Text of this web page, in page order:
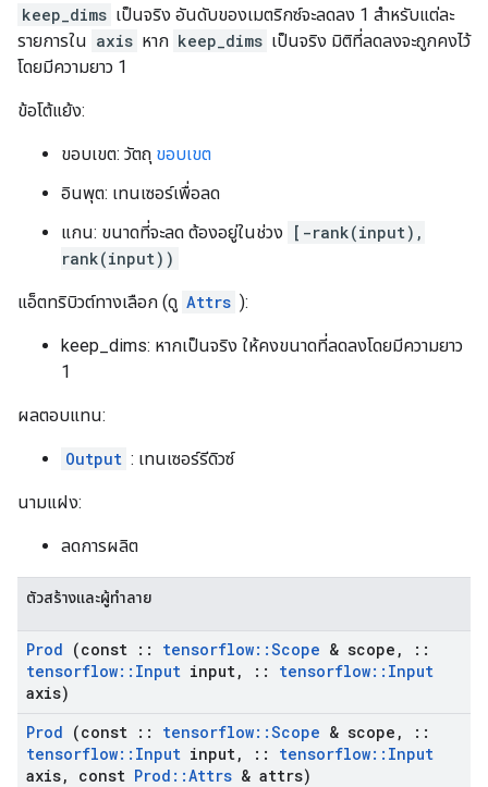
keep_dims เป็นจริง อันดับของเมตริกซ์จะลดลง 1 สำหรับแต่ละ
รายการใน axis หาก keep_dims เป็นจริง มิติที่ลดลงจะถูกคงไว้
โดยมีความยาว 1
ข้อโต้แย้ง:
ขอบเขต: วัตถุ ขอบเขต
อินพุต: เทนเซอร์เพื่อลด
แกน: ขนาดที่จะลด ต้องอยู่ในช่วง
[-rank(input),
rank(input))
แอ็ตทริบิวต์ทางเลือก (ดู Attrs ):
keep_dims: หากเป็นจริง ให้คงขนาดที่ลดลงโดยมีความยาว
1
ผลตอบแทน:
Output : เทนเซอร์รีดิวซ์
นามแฝง:
ลดการผลิต
ตัวสร้างและผู้ทำลาย
Prod (const :: tensorflow::Scope & scope ,
::
tensorflow:: Input input, :: tensorflow:: Input
axis)
Prod (const :: tensorflow::Scope & scope ,
::
tensorflow:: Input input, :: tensorflow:: Input
axis, const Prod ::Attrs & attrs)